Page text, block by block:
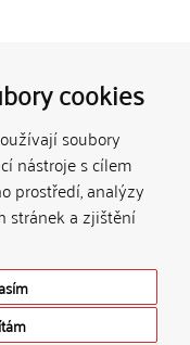
cookies
soubory
nástroje s cílem
prostředí, analýzy
stránek a zjištění